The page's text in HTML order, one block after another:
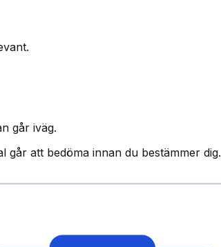
går iväg.
att bedöma innan du bestämmer dig.